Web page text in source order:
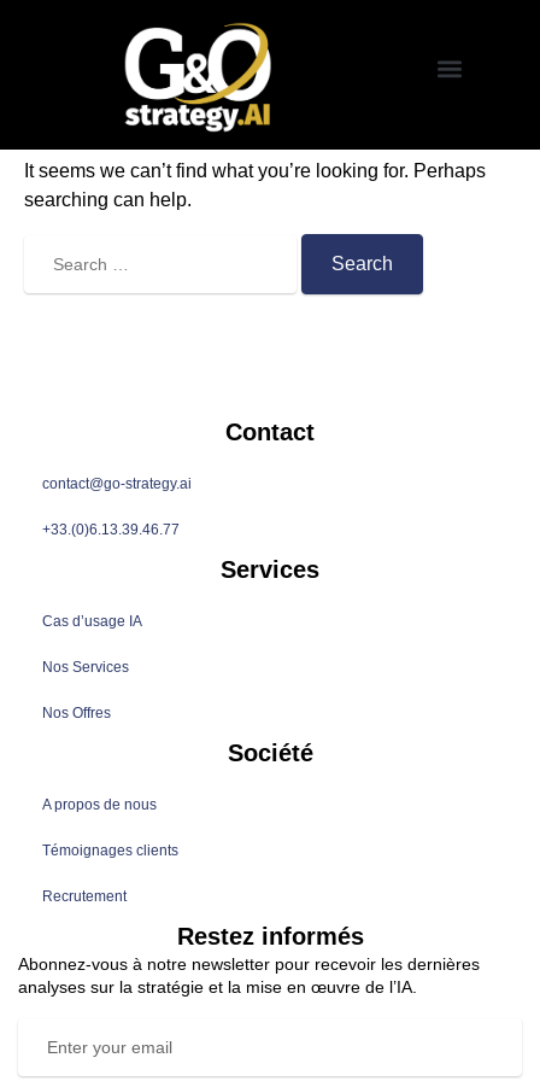
Nothing Found
It seems we can’t find what you’re looking for. Perhaps
searching can help.
Contact
contact@go-strategy.ai
+33.(0)6.13.39.46.77
Services
Cas d’usage IA
Nos Services
Nos Offres
Société
A propos de nous
Témoignages clients
Recrutement
Restez informés
Abonnez-vous à notre newsletter pour recevoir les dernières
analyses sur la stratégie et la mise en œuvre de l’IA.